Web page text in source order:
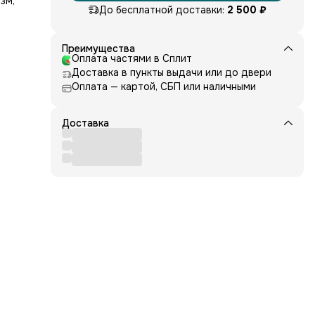
До бесплатной доставки: 2 500 ₽
Преимущества
Оплата частями в Сплит
Доставка в пункты выдачи или до двери
Оплата — картой, СБП или наличными
Доставка